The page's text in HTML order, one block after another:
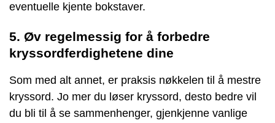
eventuelle kjente bokstaver.
5. Øv regelmessig for å forbedre
kryssordferdighetene dine
Som med alt annet, er praksis nøkkelen til å mestre
kryssord. Jo mer du løser kryssord, desto bedre vil
du bli til å se sammenhenger, gjenkjenne vanlige